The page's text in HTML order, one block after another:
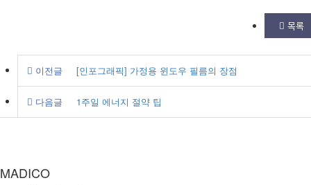
목록
이전글 [인포그래픽] 가정용 윈도우 필름의 장점
다음글 1주일 에너지 절약 팁
MADICO